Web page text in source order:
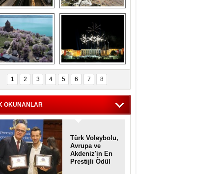
Askeri gemi
terk
gemilerin
etkileyici
görüntüleri
Kapadokya'nın
ilkbaharda bir başka
güzel
kalan
Akdamar Adası
çiçekleri ile
bir güzellik
Haftanın
fotoğrafları
1 2 3 4 5 6 7 8
OKUNANLAR
Türk Voleybolu,
Avrupa ve
Akdeniz'in En
Prestijli Ödül